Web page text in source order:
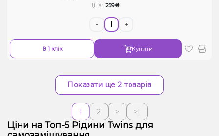
Ціна: 259₴
- +
В 1 клік Купити
Показати ще 2 товарів
1 2 > >|
Ціни на Топ-5 Рідини Twins для